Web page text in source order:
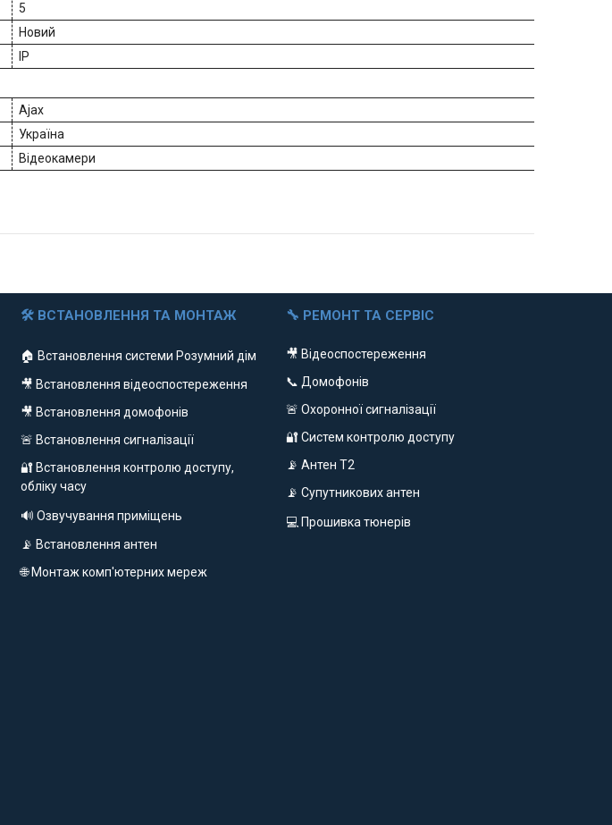
5
Новий
IP
Ajax
Україна
Відеокамери
🛠 ВСТАНОВЛЕННЯ ТА МОНТАЖ
🏠 Встановлення системи Розумний дім
🎥 Встановлення відеоспостереження
🎥 Встановлення домофонів
🚨 Встановлення сигналізації
🔐 Встановлення контролю доступу,
обліку часу
🔊 Озвучування приміщень
📡 Встановлення антен
🌐 Монтаж комп'ютерних мереж
🔧 РЕМОНТ ТА СЕРВІС
🎥 Відеоспостереження
📞 Домофонів
🚨 Охоронної сигналізації
🔐 Систем контролю доступу
📡 Антен Т2
📡 Супутникових антен
💻 Прошивка тюнерів